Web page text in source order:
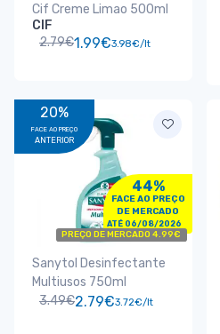
Cif Creme Limao 500ml
CIF
2.79€1.99€3.98€/lt
20%
FACE AO PREÇO
ANTERIOR
44%
FACE AO PREÇO
DE MERCADO
ATÉ 06/08/2026
PREÇO DE MERCADO 4.99€
Sanytol Desinfectante
Multiusos 750ml
3.49€2.79€3.72€/lt